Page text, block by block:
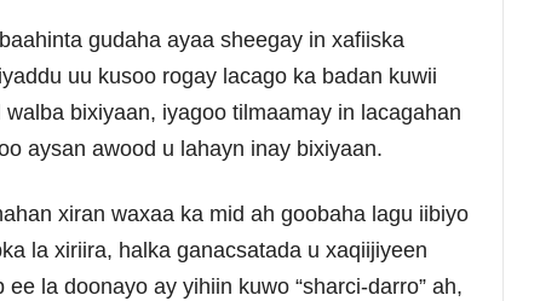
gudaha ayaa sheegay in xafiiska
uu kusoo rogay lacago ka badan kuwii
bixiyaan, iyagoo tilmaamay in lacagahan
aysan awood u lahayn inay bixiyaan.
xiran waxaa ka mid ah goobaha lagu iibiyo
la xiriira, halka ganacsatada u xaqiijiyeen
la doonayo ay yihiin kuwo “sharci-darro” ah,